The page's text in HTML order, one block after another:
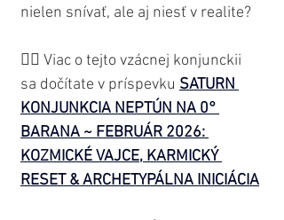
nielen snívať, ale aj niesť v realite?
👉🏼 Viac o tejto vzácnej konjunckii
sa dočítate v príspevku SATURN
KONJUNKCIA NEPTÚN NA 0°
BARANA ~ FEBRUÁR 2026:
KOZMICKÉ VAJCE, KARMICKÝ
RESET & ARCHETYPÁLNA INICIÁCIA